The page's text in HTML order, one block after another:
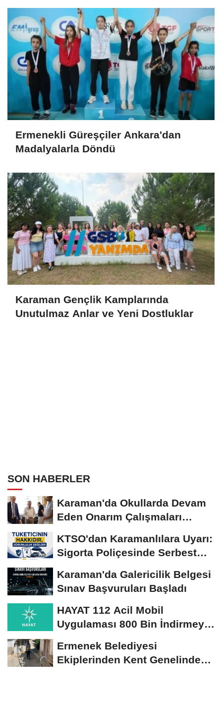
Ermenekli Güreşçiler Ankara'dan
Madalyalarla Döndü
Karaman Gençlik Kamplarında
Unutulmaz Anlar ve Yeni Dostluklar
SON HABERLER
Karaman'da Okullarda Devam
Eden Onarım Çalışmaları
KTSO'dan Karamanlılara Uyarı:
Sigorta Poliçesinde Serbest
Karaman'da Galericilik Belgesi
Sınav Başvuruları Başladı
HAYAT 112 Acil Mobil
Uygulaması 800 Bin İndirmeyi
Ermenek Belediyesi
Ekiplerinden Kent Genelinde